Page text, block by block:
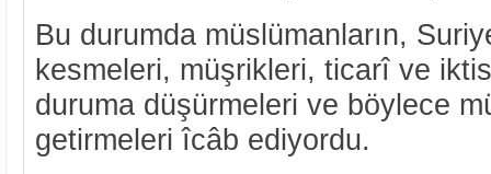
Bu durumda müslümanların,
kesmeleri, müşrikleri, ticarî ve
duruma düşürmeleri ve böylece
getirmeleri îcâb ediyordu.